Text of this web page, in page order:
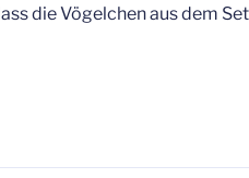
die Vögelchen aus dem